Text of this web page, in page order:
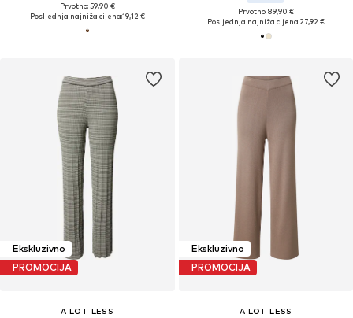
Prvotno: 59,90 €
Posljednja najniža cijena:19,12 €
Prvotno: 89,90 €
Posljednja najniža cijena:27,92 €
Ekskluzivno
PROMOCIJA
A LOT LESS
Ekskluzivno
PROMOCIJA
A LOT LESS